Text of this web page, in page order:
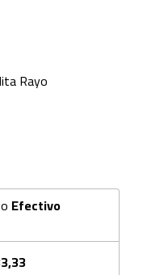
Rayo
Efectivo